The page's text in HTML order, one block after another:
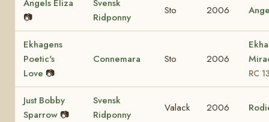
Angels Eliza
📷
Svensk
Ridponny
Sto 2006
Ekhagens
Poetic's
Love 📷
Connemara Sto 2006
RC
Just Bobby
Sparrow 📷
Svensk
Ridponny
Valack 2006